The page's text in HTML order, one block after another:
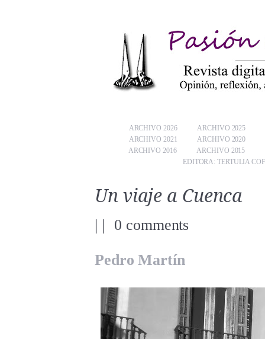
ARCHIVO 2026
ARCHIVO 2025
ARCHIVO 2021
ARCHIVO 2020
ARCHIVO 2016
ARCHIVO 2015
EDITORA: TERTULIA
Un viaje a Cuenca
| | 0 comments
Pedro Martín